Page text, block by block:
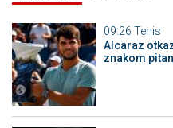
09:26 Tenis
Alcaraz
znakom